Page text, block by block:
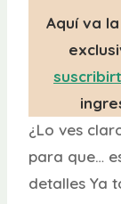
Aquí va
¿Lo ves
para que…
detalles Ya